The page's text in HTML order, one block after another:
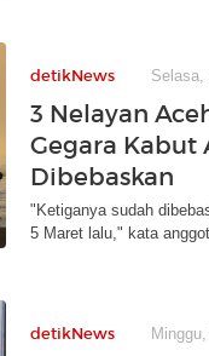
detikNews Selasa,
3 Nelayan
Gegara Kabut
Dibebaskan
"Ketiganya sudah
5 Maret lalu," kata
detikNews